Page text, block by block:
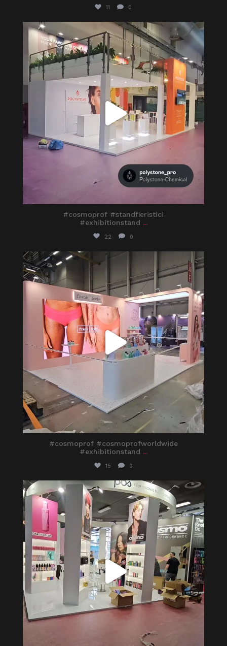
11 0
itaprosrl
Mar 30
#cosmoprof #standfieristici
#exhibitionstand ...
22 0
#cosmoprof #cosmoprofworldwide
#exhibitionstand ...
15 0
itaprosrl
Mar 25